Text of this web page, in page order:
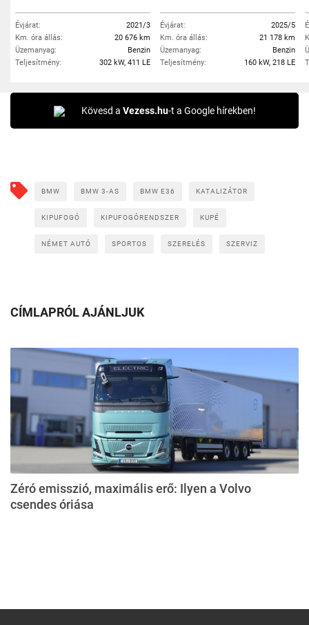
Évjárat:
2021/3
Km. óra állás:
20 676 km
Üzemanyag:
Benzin
Teljesítmény:
302 kW, 411 LE
Évjárat:
2025/5
Km. óra állás:
21 178 km
Üzemanyag:
Benzin
Teljesítmény:
160 kW, 218 LE
Kövesd a Vezess.hu-t a Google hírekben!
BMW BMW 3-AS BMW E36 KATALIZÁTOR
KIPUFOGÓ KIPUFOGÓRENDSZER KUPÉ
NÉMET AUTÓ SPORTOS SZERELÉS SZERVIZ
CÍMLAPRÓL AJÁNLJUK
Zéró emisszió, maximális erő: Ilyen a Volvo
csendes óriása